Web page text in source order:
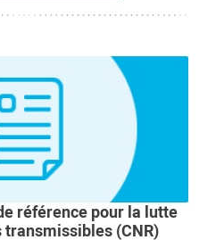
référence pour la lutte
(CNR)